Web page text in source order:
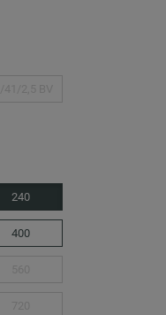
240
400